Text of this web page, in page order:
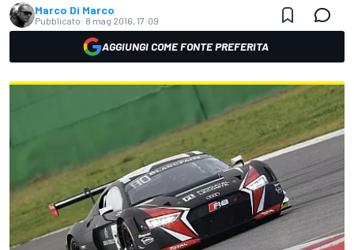
Marco Di Marco
Pubblicato: 8 mag 2016, 17:09
AGGIUNGI COME FONTE PREFERITA